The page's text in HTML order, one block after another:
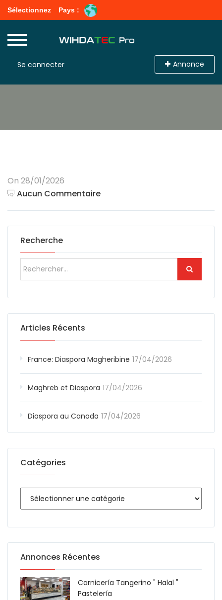
Sélectionnez Pays :
Se connecter Annonce
On 28/01/2026
Aucun Commentaire
Recherche
Articles Récents
France: Diaspora Magheribine 17/04/2026
Maghreb et Diaspora 17/04/2026
Diaspora au Canada 17/04/2026
Catégories
Annonces Récentes
Carnicería Tangerino " Halal "
Pastelería